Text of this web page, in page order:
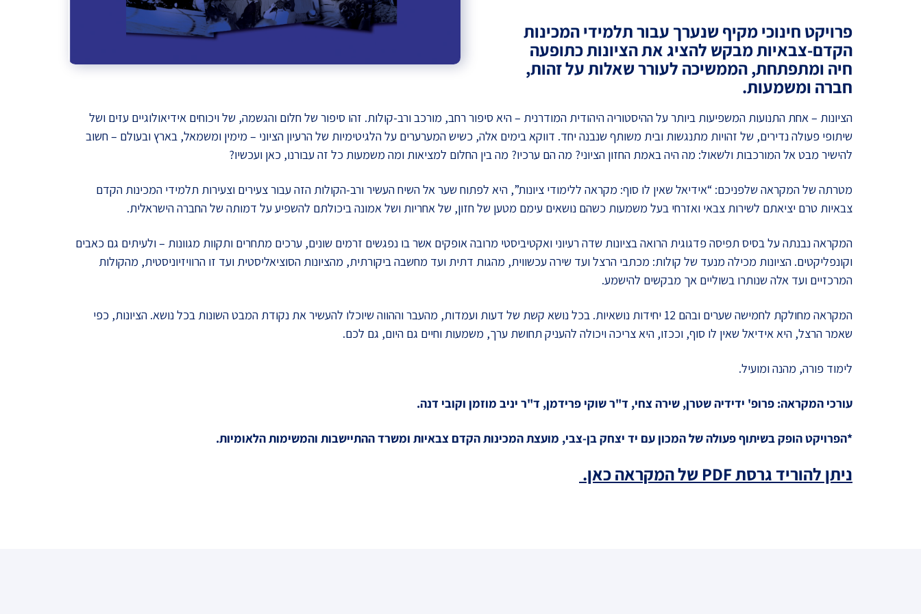
אנטישמיות
דמוקרטיה
דת ומדינה
חרדים
המזרח התיכון
חרבות ברזל
יחסי ישראל-סין
פרויקט חינוכי מקיף שנערך עבור תלמידי המכינות
הקדם-צבאיות מבקש להציג את הציונות כתופעה
חיה ומתפתחת, הממשיכה לעורר שאלות על זהות,
חברה ומשמעות.
הציונות – אחת התנועות המשפיעות ביותר על ההיסטוריה היהודית המודרנית – היא סיפור רחב, מורכב ורב-קולות. זהו סיפור של חלום והגשמה, של ויכוחים אידיאולוגיים עזים ושל
שיתופי פעולה נדירים, של זהויות מתנגשות ובית משותף שנבנה יחד. דווקא בימים אלה, כשיש המערערים על הלגיטימיות של הרעיון הציוני – מימין ומשמאל, בארץ ובעולם – חשוב
להישיר מבט אל המורכבות ולשאול: מה היה באמת החזון הציוני? מה הם ערכיו? מה בין החלום למציאות ומה משמעות כל זה עבורנו, כאן ועכשיו?
מטרתה של המקראה שלפניכם: “אידיאל שאין לו סוף: מקראה ללימודי ציונות”, היא לפתוח שער אל השיח העשיר ורב-הקולות הזה עבור צעירים וצעירות תלמידי המכינות הקדם
צבאיות טרם יציאתם לשירות צבאי ואזרחי בעל משמעות כשהם נושאים עימם מטען של חזון, של אחריות ושל אמונה ביכולתם להשפיע על דמותה של החברה הישראלית.
המקראה נבנתה על בסיס תפיסה פדגוגית הרואה בציונות שדה רעיוני ואקטיביסטי מרובה אופקים אשר בו נפגשים זרמים שונים, ערכים מתחרים ותקוות מגוונות – ולעיתים גם כאבים
וקונפליקטים. הציונות מכילה מנעד של קולות: מכתבי הרצל ועד שירה עכשווית, מהגות דתית ועד מחשבה ביקורתית, מהציונות הסוציאליסטית ועד זו הרוויזיוניסטית, מהקולות
המרכזיים ועד אלה שנותרו בשוליים אך מבקשים להישמע.
המקראה מחולקת לחמישה שערים ובהם 12 יחידות נושאיות. בכל נושא קשת של דעות ועמדות, מהעבר וההווה שיוכלו להעשיר את נקודת המבט השונות בכל נושא. הציונות, כפי
שאמר הרצל, היא אידיאל שאין לו סוף, וככזו, היא צריכה ויכולה להעניק תחושת ערך, משמעות וחיים גם היום, גם לכם.
לימוד פורה, מהנה ומועיל.
עורכי המקראה: פרופ' ידידיה שטרן, שירה צחי, ד"ר שוקי פרידמן, ד"ר יניב מוזמן וקובי דנה.
*הפרויקט הופק בשיתוף פעולה של המכון עם יד יצחק בן-צבי, מועצת המכינות הקדם צבאיות ומשרד ההתיישבות והמשימות הלאומיות.
ניתן להוריד גרסת PDF של המקראה כאן.